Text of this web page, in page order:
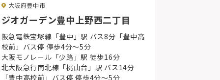
大阪府豊中市
ジオガーデン豊中上野西二丁目
阪急電鉄宝塚線「豊中」駅 バス8分「豊中高
校前」バス停 停歩4分〜5分
大阪モノレール「少路」駅 徒歩16分
北大阪急行南北線「桃山台」駅 バス14分
「豊中高校前」バス停 停歩4分〜5分